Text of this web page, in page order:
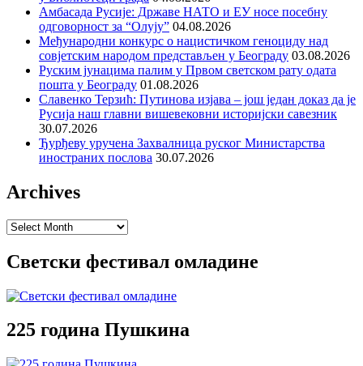
Амбасада Русије: Државе НАТО и ЕУ носе посебну
одговорност за “Олују” 04.08.2026
Међународни конкурс о нацистичком геноциду над
совјетским народом представљен у Београду 03.08.2026
Руским јунацима палим у Првом светском рату одата
пошта у Београду 01.08.2026
Славенко Терзић: Путинова изјава – још један доказ да је
Русија наш главни вишевековни историјски савезник
30.07.2026
Ђурђеву уручена Захвалница руског Министарства
иностраних послова 30.07.2026
Archives
Archives
Светски фестивал омладине
225 година Пушкина